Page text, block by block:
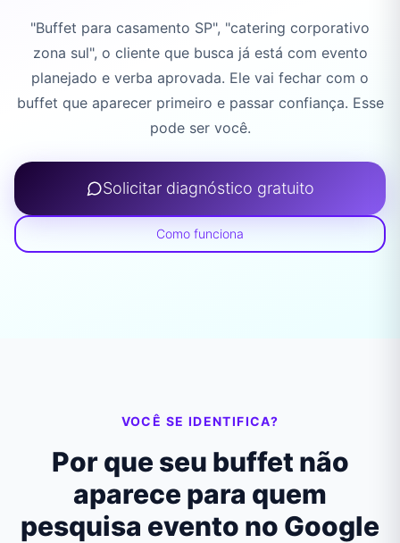
"Buffet para casamento SP", "catering corporativo
zona sul", o cliente que busca já está com evento
planejado e verba aprovada. Ele vai fechar com o
buffet que aparecer primeiro e passar confiança. Esse
pode ser você.
Solicitar diagnóstico gratuito
Como funciona
VOCÊ SE IDENTIFICA?
Por que seu buffet não
aparece para quem
pesquisa evento no Google